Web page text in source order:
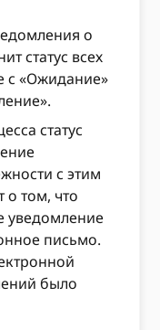
о
статус всех
с «Ожидание»
статус
с этим
о том, что
уведомление
письмо.
было